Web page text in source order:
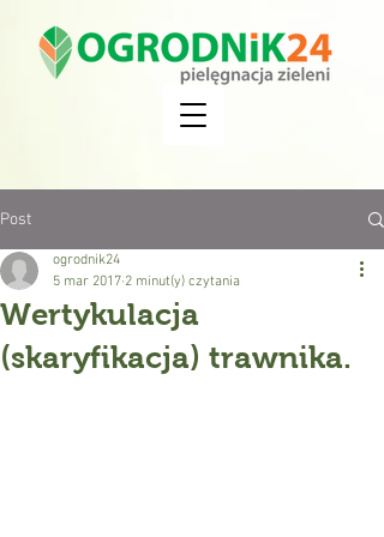
Post
Wertykulacja
(skaryfikacja) trawnika.
ogrodnik24
5 mar 2017 2 minut(y) czytania